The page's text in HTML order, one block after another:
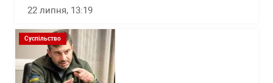
22 липня, 13:19
Суспільство